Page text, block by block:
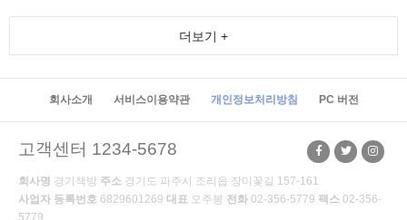
더보기 +
회사소개 서비스이용약관 개인정보처리방침 PC 버전
고객센터 1234-5678
회사명 경기책방 주소 경기도 파주시 조리읍 장미꽃길 157-161
사업자 등록번호 6829601269 대표 오주봉 전화 02-356-5779 팩스 02-356-
5779